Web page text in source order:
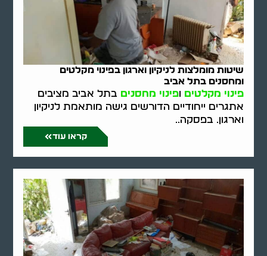
שיטות מומלצות לניקיון וארגון בפינוי מקלטים
ומחסנים בתל אביב
פינוי מקלטים ופינוי מחסנים בתל אביב מציבים
אתגרים ייחודיים הדורשים גישה מותאמת לניקיון
וארגון. בפסקה..
קראו עוד